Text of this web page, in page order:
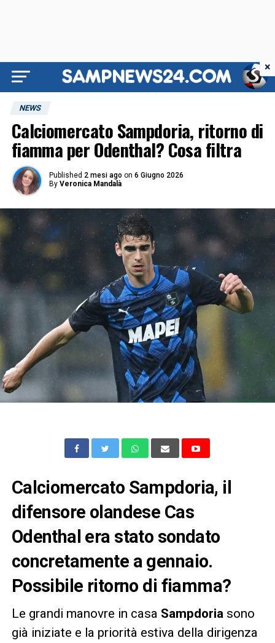
NEWS
Calciomercato Sampdoria, ritorno di
fiamma per Odenthal? Cosa filtra
Published 2 mesi ago on 6 Giugno 2026
By Veronica Mandalà
Calciomercato Sampdoria, il
difensore olandese Cas
Odenthal era stato sondato
concretamente a gennaio.
Possibile ritorno di fiamma?
Le grandi manovre in casa Sampdoria sono
già iniziate e la priorità estiva della dirigenza
×